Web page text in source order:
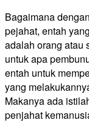
Bagaimana
pejahat, entah
adalah orang atau
untuk apa
entah untuk
yang
Makanya ada
penjahat